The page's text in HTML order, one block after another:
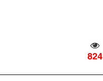
824